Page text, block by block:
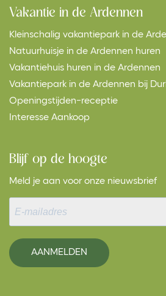
Vakantie in de Ardennen
Kleinschalig vakantiepark in de
Natuurhuisje in de Ardennen huren
Vakantiehuis huren in de Ardennen
Vakantiepark in de Ardennen bij
Openingstijden-receptie
Interesse Aankoop
Blijf op de hoogte
Meld je aan voor onze nieuwsbrief
AANMELDEN